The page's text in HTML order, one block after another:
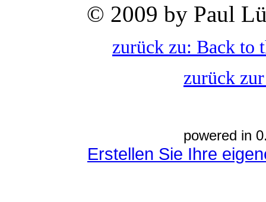
© 2009 by Paul
zurück zu: Back to
zurück
powered in
Erstellen Sie Ihre